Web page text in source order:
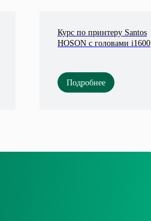
Курс по принтеру Santos
HOSON с головами i1600
Подробнее